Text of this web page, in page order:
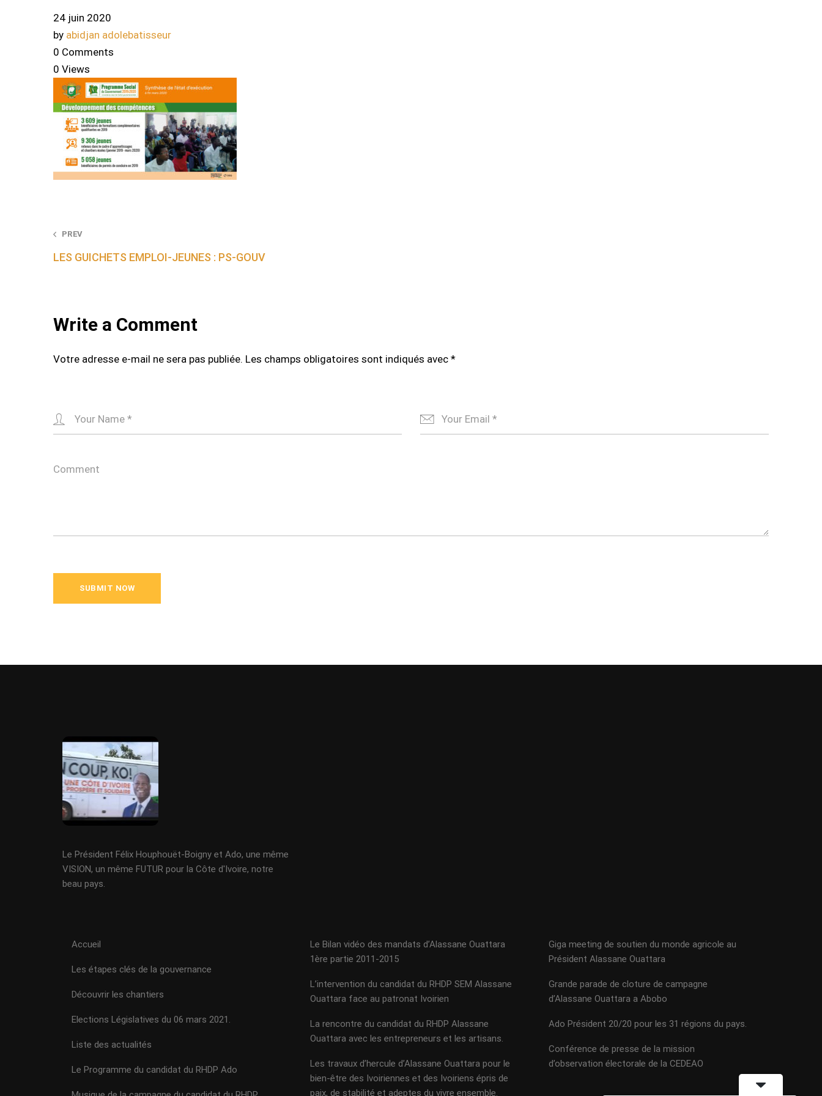
24 juin 2020
by abidjan adolebatisseur
0 Comments
0 Views
Post
navigation
PREV
LES GUICHETS EMPLOI-JEUNES : PS-GOUV
Write a Comment
Votre adresse e-mail ne sera pas publiée. Les champs obligatoires sont indiqués avec *
Le Président Félix Houphouët-Boigny et Ado, une même
VISION, un même FUTUR pour la Côte d'Ivoire, notre
beau pays.
Accueil
Les étapes clés de la gouvernance
Découvrir les chantiers
Elections Législatives du 06 mars 2021.
Liste des actualités
Le Programme du candidat du RHDP Ado
Le Bilan vidéo des mandats d’Alassane Ouattara
1ère partie 2011-2015
L’intervention du candidat du RHDP SEM Alassane
Ouattara face au patronat Ivoirien
La rencontre du candidat du RHDP Alassane
Ouattara avec les entrepreneurs et les artisans.
Les travaux d’hercule d’Alassane Ouattara pour le
bien-être des Ivoiriennes et des Ivoiriens épris de
paix, de stabilité et adeptes du vivre ensemble.
Giga meeting de soutien du monde agricole au
Président Alassane Ouattara
Grande parade de cloture de campagne
d’Alassane Ouattara a Abobo
Ado Président 20/20 pour les 31 régions du pays.
Conférence de presse de la mission
d’observation électorale de la CEDEAO